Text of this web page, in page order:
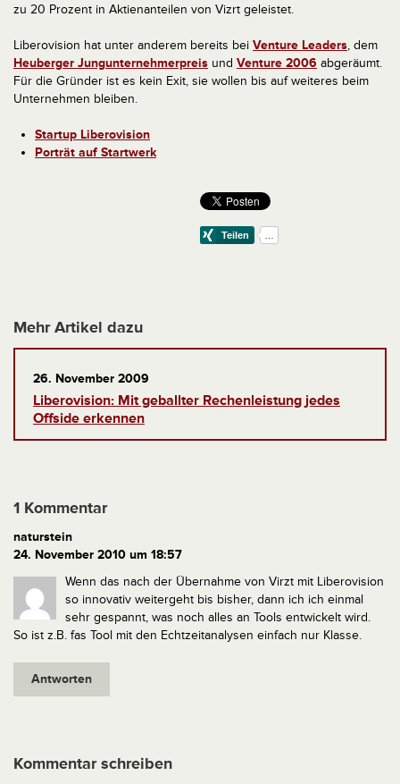
zu 20 Prozent in Aktienanteilen von Vizrt geleistet.
Liberovision hat unter anderem bereits bei Venture Leaders, dem
Heuberger Jungunternehmerpreis und Venture 2006 abgeräumt.
Für die Gründer ist es kein Exit, sie wollen bis auf weiteres beim
Unternehmen bleiben.
Startup Liberovision
Porträt auf Startwerk
Mehr Artikel dazu
26. November 2009
Liberovision: Mit geballter Rechenleistung jedes
Offside erkennen
1 Kommentar
naturstein
24. November 2010 um 18:57
Wenn das nach der Übernahme von Virzt mit Liberovision
so innovativ weitergeht bis bisher, dann ich ich einmal
sehr gespannt, was noch alles an Tools entwickelt wird.
So ist z.B. fas Tool mit den Echtzeitanalysen einfach nur Klasse.
Antworten
Kommentar schreiben